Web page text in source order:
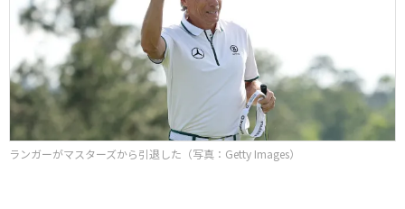
ランガーがマスターズから引退した（写真：Getty Images）